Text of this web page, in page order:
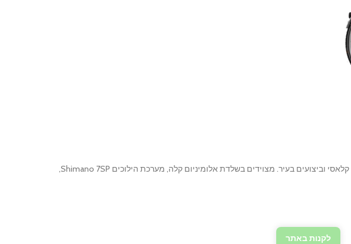
– שילוב מושלם של נוחות, עיצוב קלאסי וביצועים בעיר. מצוידים בשלדת אלומיניום קלה, מערכת הילוכים Shimano 7SP,
לקנות באתר